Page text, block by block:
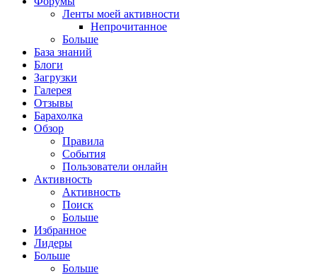
Ленты моей активности
Непрочитанное
Больше
База знаний
Блоги
Загрузки
Галерея
Отзывы
Барахолка
Обзор
Правила
События
Пользователи онлайн
Активность
Активность
Поиск
Больше
Избранное
Лидеры
Больше
Больше